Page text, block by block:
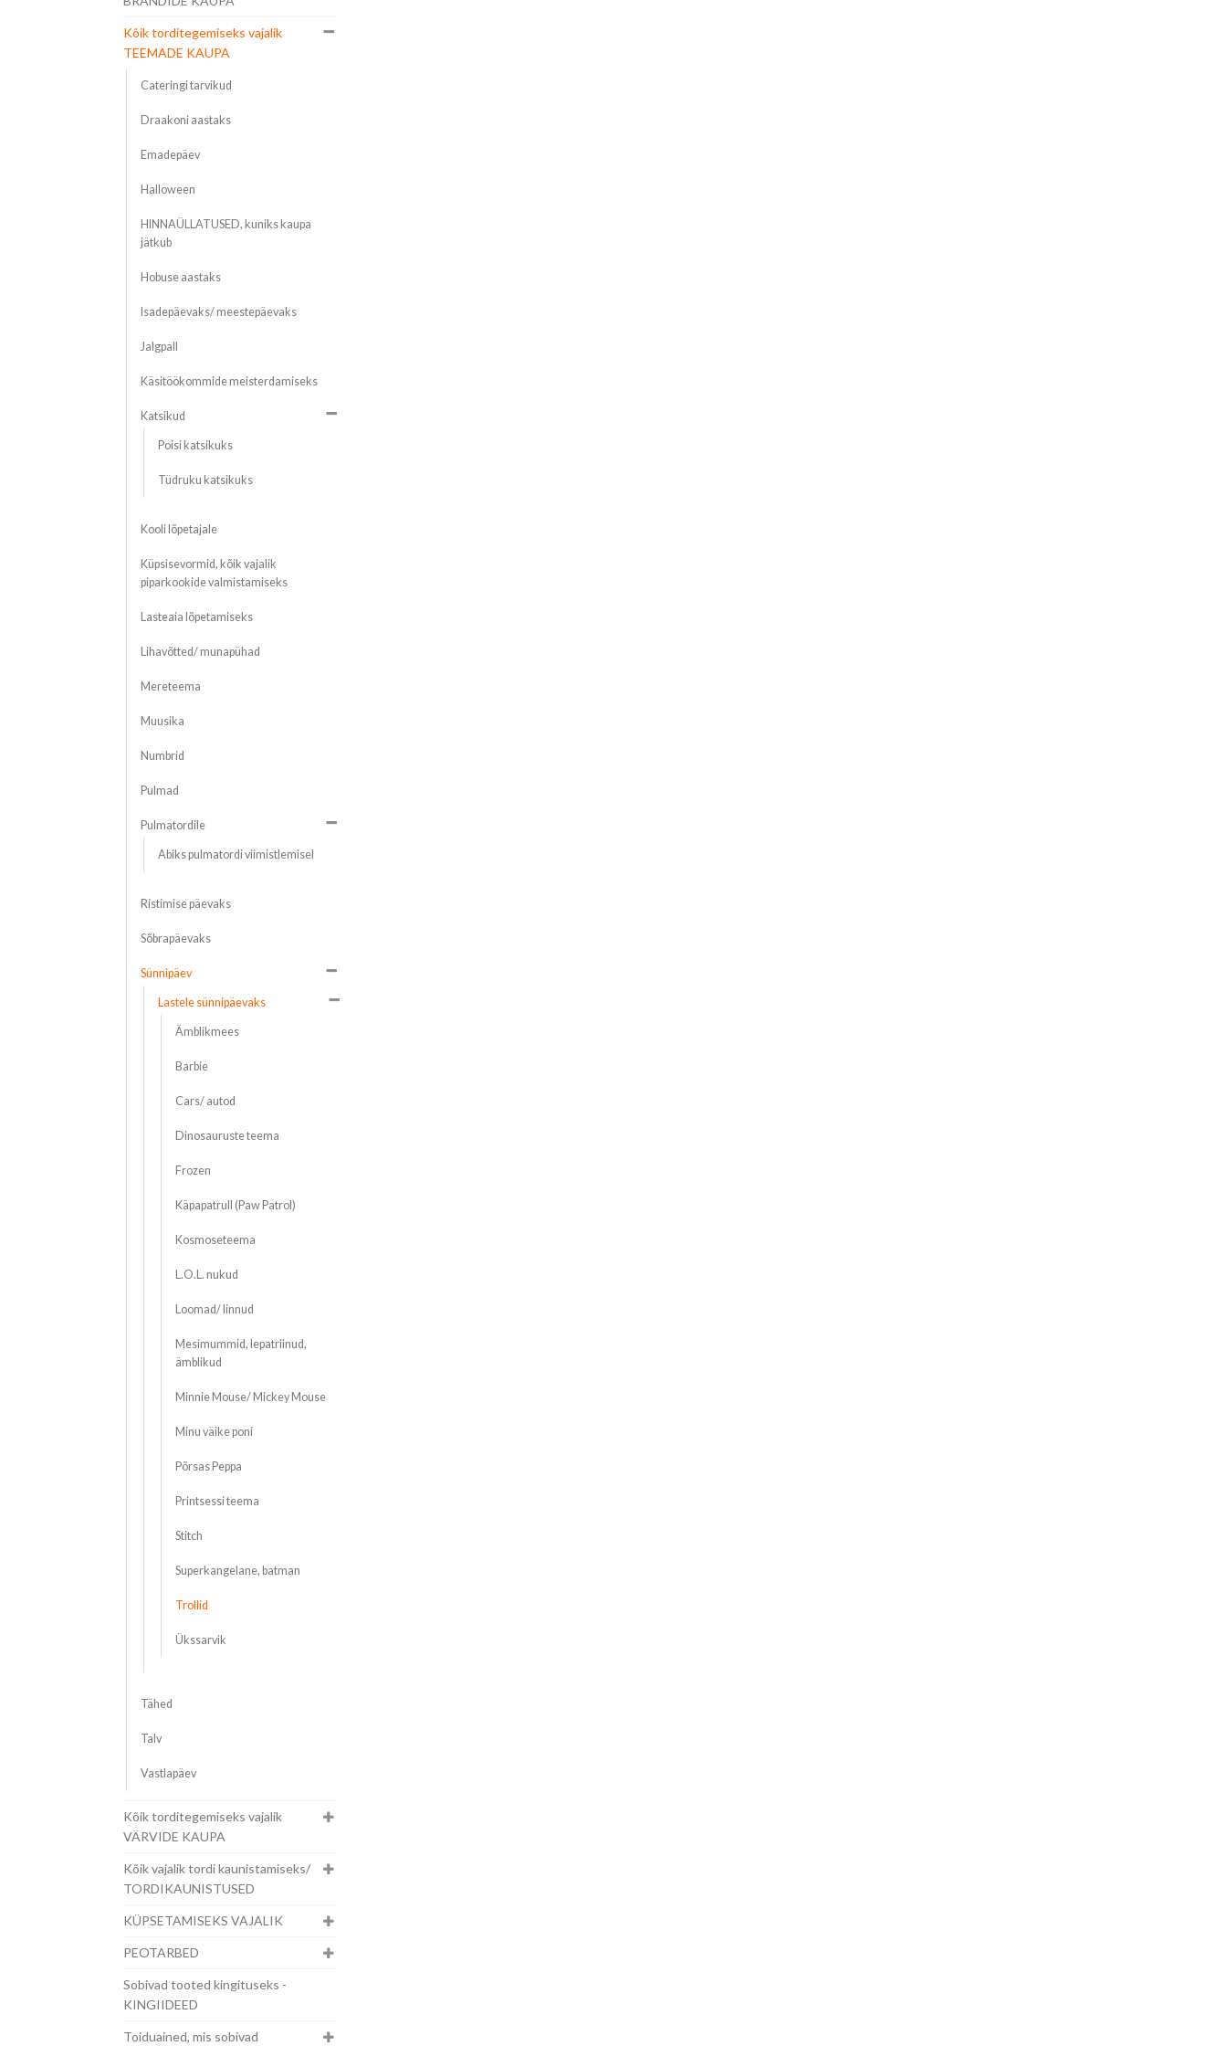
Kõik torditegemiseks vajalik
TEEMADE KAUPA
Cateringi tarvikud
Draakoni aastaks
Emadepäev
Halloween
HINNAÜLLATUSED, kuniks kaupa
jätkub
Hobuse aastaks
Isadepäevaks/ meestepäevaks
Jalgpall
Käsitöökommide meisterdamiseks
Katsikud
Poisi katsikuks
Tüdruku katsikuks
Kooli lõpetajale
Küpsisevormid, kõik vajalik
piparkookide valmistamiseks
Lasteaia lõpetamiseks
Lihavõtted/ munapühad
Mereteema
Muusika
Numbrid
Pulmad
Pulmatordile
Abiks pulmatordi viimistlemisel
Ristimise päevaks
Sõbrapäevaks
Sünnipäev
Lastele sünnipäevaks
Ämblikmees
Barbie
Cars/ autod
Dinosauruste teema
Frozen
Käpapatrull (Paw Patrol)
Kosmoseteema
L.O.L. nukud
Loomad/ linnud
Mesimummid, lepatriinud,
ämblikud
Minnie Mouse/ Mickey Mouse
Minu väike poni
Põrsas Peppa
Printsessi teema
Stitch
Superkangelane, batman
Trollid
Ükssarvik
Tähed
Talv
Vastlapäev
Kõik torditegemiseks vajalik
VÄRVIDE KAUPA
Kõik vajalik tordi kaunistamiseks/
TORDIKAUNISTUSED
KÜPSETAMISEKS VAJALIK
PEOTARBED
Sobivad tooted kingituseks -
KINGIIDEED
Toiduained, mis sobivad